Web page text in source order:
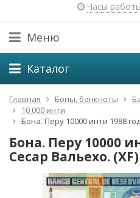
Часы
Меню
Каталог
Главная Боны, банкноты
10 000 инти
Бона. Перу 10000 инти 1988
Бона. Перу 10000
Сесар Вальехо. (XF)